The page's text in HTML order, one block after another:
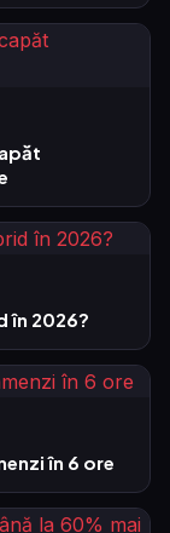
în 2026?
în 6 ore